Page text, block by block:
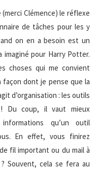
Clémence) le réflexe
de tâches pour les y
on en a besoin est un
imaginé pour Harry Potter.
choses qui me convient
façon dont je pense que la
d’organisation : les outils
Du coup, il vaut mieux
qu’un outil
En effet, vous finirez
fil important ou du mail à
Souvent, cela se fera au